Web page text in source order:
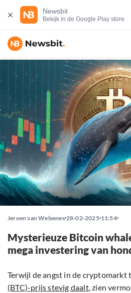
Newsbit
Bekijk in de Google Play store
Jeroen van Welsenes 28-02-2025 11:54
Mysterieuze Bitcoin
mega investering van
Terwijl de angst in de cryptomarkt
(BTC)-prijs stevig daalt, zien